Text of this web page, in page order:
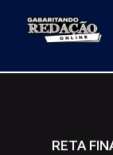
RETA